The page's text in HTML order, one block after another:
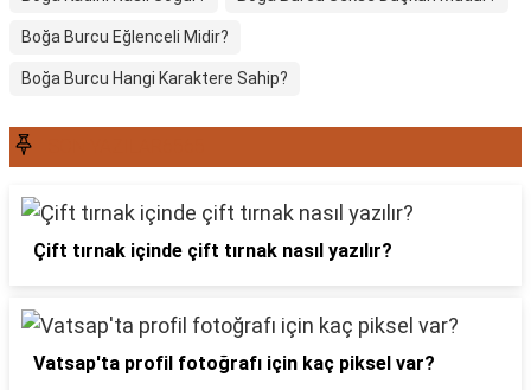
Boğa Burcu Eğlenceli Midir?
Boğa Burcu Hangi Karaktere Sahip?
Çift tırnak içinde çift tırnak nasıl yazılır?
Vatsap'ta profil fotoğrafı için kaç piksel var?